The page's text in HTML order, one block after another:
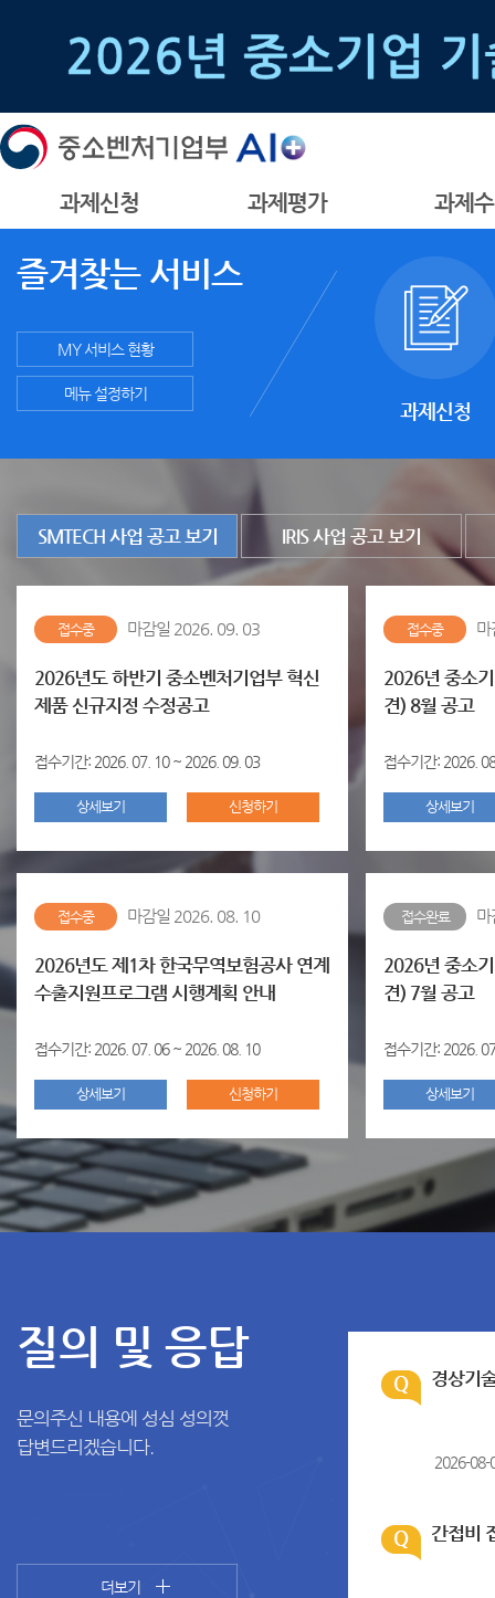
과제신청 과제평가 과제
즐겨찾는 서비스
과제신청
MY 서비스 현황
메뉴 설정하기
SMTECH 사업 공고 보기 IRIS 사업 공고 보기
접수중 마감일 2026. 09. 03
2026년도 하반기 중소벤처기업부 혁신
제품 신규지정 수정공고
접수기간: 2026. 07. 10 ~ 2026. 09. 03
상세보기 신청하기
접수중
2026년 중소
견) 8월 공고
접수기간: 2026.
상세보기
접수중 마감일 2026. 08. 10
2026년도 제1차 한국무역보험공사 연계
수출지원프로그램 시행계획 안내
접수기간: 2026. 07. 06 ~ 2026. 08. 10
상세보기 신청하기
접수완료
2026년 중소
견) 7월 공고
접수기간: 2026.
상세보기
질의 및 응답
문의주신 내용에 성심 성의껏
답변드리겠습니다.
더보기
경상기
2026-08-
간접비